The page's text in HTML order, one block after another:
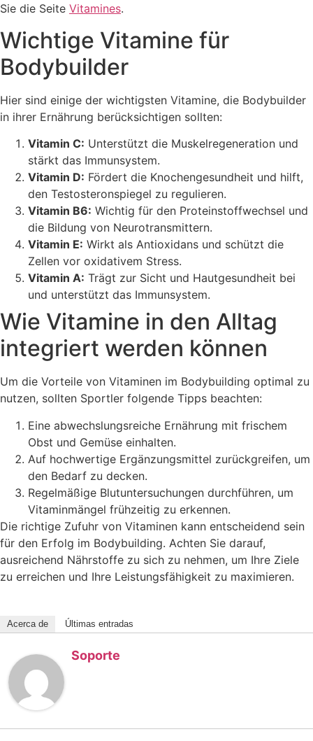
Sie die Seite Vitamines.
Wichtige Vitamine für
Bodybuilder
Hier sind einige der wichtigsten Vitamine, die Bodybuilder
in ihrer Ernährung berücksichtigen sollten:
Vitamin C: Unterstützt die Muskelregeneration und
stärkt das Immunsystem.
Vitamin D: Fördert die Knochengesundheit und hilft,
den Testosteronspiegel zu regulieren.
Vitamin B6: Wichtig für den Proteinstoffwechsel und
die Bildung von Neurotransmittern.
Vitamin E: Wirkt als Antioxidans und schützt die
Zellen vor oxidativem Stress.
Vitamin A: Trägt zur Sicht und Hautgesundheit bei
und unterstützt das Immunsystem.
Wie Vitamine in den Alltag
integriert werden können
Um die Vorteile von Vitaminen im Bodybuilding optimal zu
nutzen, sollten Sportler folgende Tipps beachten:
Eine abwechslungsreiche Ernährung mit frischem
Obst und Gemüse einhalten.
Auf hochwertige Ergänzungsmittel zurückgreifen, um
den Bedarf zu decken.
Regelmäßige Blutuntersuchungen durchführen, um
Vitaminmängel frühzeitig zu erkennen.
Die richtige Zufuhr von Vitaminen kann entscheidend sein
für den Erfolg im Bodybuilding. Achten Sie darauf,
ausreichend Nährstoffe zu sich zu nehmen, um Ihre Ziele
zu erreichen und Ihre Leistungsfähigkeit zu maximieren.
Acerca de Últimas entradas
Soporte